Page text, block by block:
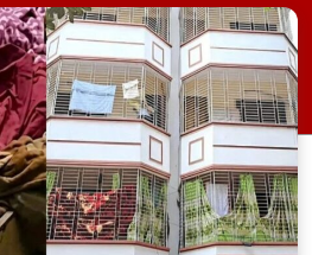
আশিকুর রহমান।
ছড়ানো বিভিন্ন তথ্যকে
বুধবার (৩ জুন)
তিনি এই […]